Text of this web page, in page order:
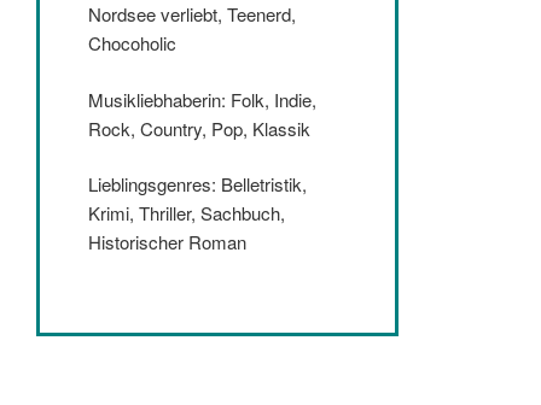
Nordsee verliebt, Teenerd,
Chocoholic
Musikliebhaberin: Folk, Indie,
Rock, Country, Pop, Klassik
Lieblingsgenres: Belletristik,
Krimi, Thriller, Sachbuch,
Historischer Roman